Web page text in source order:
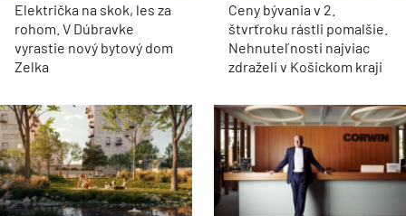
Električka na skok, les za
rohom. V Dúbravke
vyrastie nový bytový dom
Zelka
Ceny bývania v 2.
štvrťroku rástli pomalšie.
Nehnuteľnosti najviac
zdraželi v Košickom kraji